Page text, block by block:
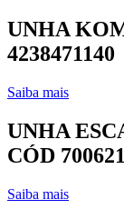
UNHA
4238471140
Saiba mais
UNHA
CÓD
Saiba mais